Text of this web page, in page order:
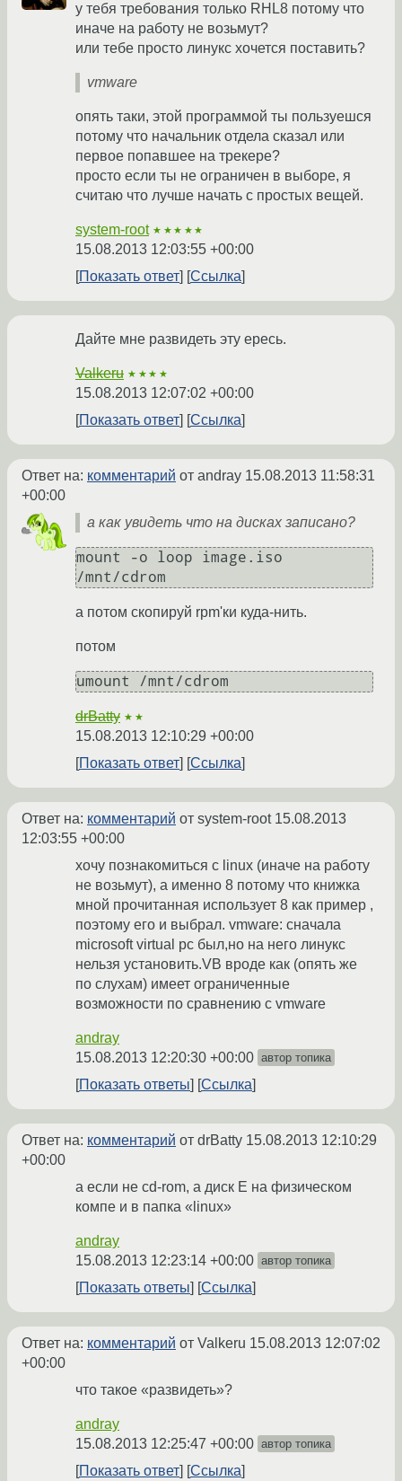
у тебя требования только RHL8 потому что
иначе на работу не возьмут?
или тебе просто линукс хочется поставить?
vmware
опять таки, этой программой ты пользуешся
потому что начальник отдела сказал или
первое попавшее на трекере?
просто если ты не ограничен в выборе, я
считаю что лучше начать с простых вещей.
system-root ★★★★★
15.08.2013 12:03:55 +00:00
Показать ответ
Ссылка
Дайте мне развидеть эту ересь.
Valkeru ★★★★
15.08.2013 12:07:02 +00:00
Показать ответ
Ссылка
Ответ на: комментарий от andray 15.08.2013 11:58:31
+00:00
а как увидеть что на дисках записано?
mount -o loop image.iso
/mnt/cdrom
а потом скопируй rpm'ки куда-нить.
потом
umount /mnt/cdrom
drBatty ★★
15.08.2013 12:10:29 +00:00
Показать ответ
Ссылка
Ответ на: комментарий от system-root 15.08.2013
12:03:55 +00:00
хочу познакомиться с linux (иначе на работу
не возьмут), а именно 8 потому что книжка
мной прочитанная использует 8 как пример ,
поэтому его и выбрал. vmware: сначала
microsoft virtual pc был,но на него линукс
нельзя установить.VB вроде как (опять же
по слухам) имеет ограниченные
возможности по сравнению с vmware
andray
15.08.2013 12:20:30 +00:00 автор топика
Показать ответы Ссылка
Ответ на: комментарий от drBatty 15.08.2013 12:10:29
+00:00
а если не cd-rom, а диск Е на физическом
компе и в папка «linux»
andray
15.08.2013 12:23:14 +00:00 автор топика
Показать ответы Ссылка
Ответ на: комментарий от Valkeru 15.08.2013 12:07:02
+00:00
что такое «развидеть»?
andray
15.08.2013 12:25:47 +00:00 автор топика
Показать ответ Ссылка